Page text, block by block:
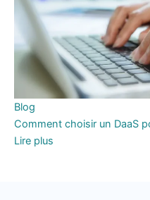
Blog
Comment choisir un DaaS
Lire plus